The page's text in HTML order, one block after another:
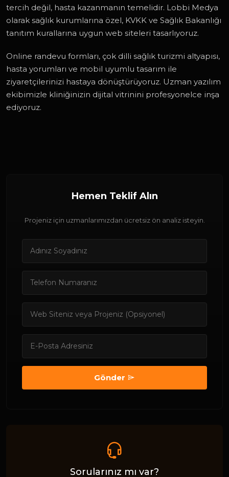
tercih değil, hasta kazanmanın temelidir. Lobbi Medya
olarak sağlık kurumlarına özel, KVKK ve Sağlık Bakanlığı
tanıtım kurallarına uygun web siteleri tasarlıyoruz.
Online randevu formları, çok dilli sağlık turizmi altyapısı,
hasta yorumları ve mobil uyumlu tasarım ile
ziyaretçilerinizi hastaya dönüştürüyoruz. Uzman yazılım
ekibimizle kliniğinizin dijital vitrinini profesyonelce inşa
ediyoruz.
Hemen Teklif Alın
Projeniz için uzmanlarımızdan ücretsiz ön analiz isteyin.
Gönder
Sorularınız mı var?